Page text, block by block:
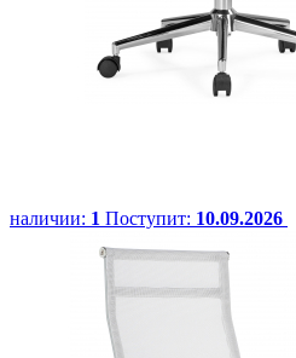
наличии: 1 Поступит: 10.09.2026